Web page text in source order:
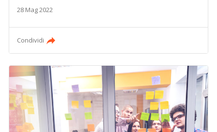
28 Mag 2022
Condividi